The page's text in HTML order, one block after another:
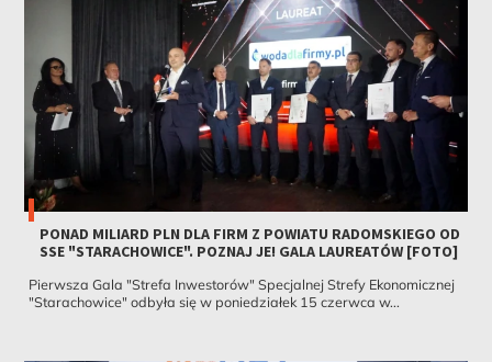
PONAD MILIARD PLN DLA FIRM Z POWIATU RADOMSKIEGO OD
SSE "STARACHOWICE". POZNAJ JE! GALA LAUREATÓW [FOTO]
Pierwsza Gala "Strefa Inwestorów" Specjalnej Strefy Ekonomicznej
"Starachowice" odbyła się w poniedziałek 15 czerwca w...